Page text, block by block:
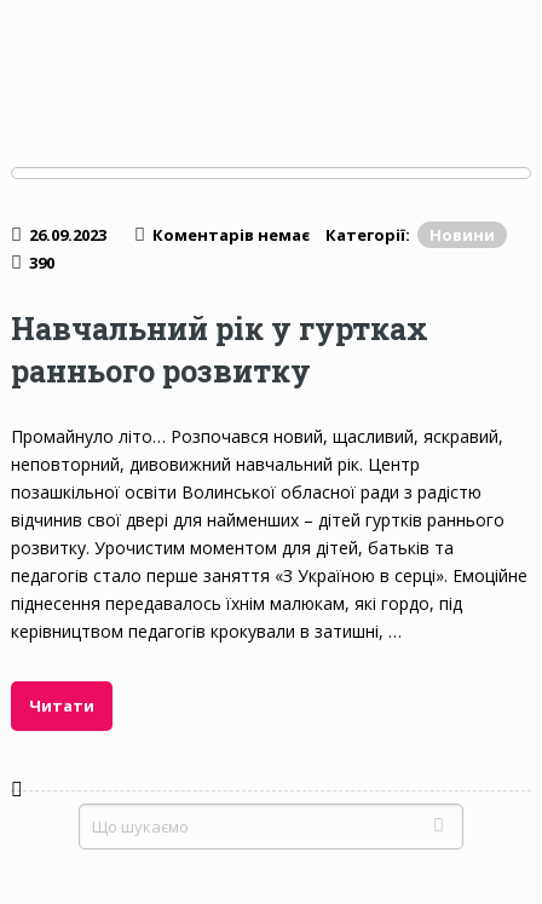
26.09.2023 Коментарів немає Категорії:
Новини
390
Навчальний рік у гуртках
раннього розвитку
Промайнуло літо… Розпочався новий, щасливий, яскравий,
неповторний, дивовижний навчальний рік. Центр
позашкільної освіти Волинської обласної ради з радістю
відчинив свої двері для найменших – дітей гуртків раннього
розвитку. Урочистим моментом для дітей, батьків та
педагогів стало перше заняття «З Україною в серці». Емоційне
піднесення передавалось їхнім малюкам, які гордо, під
керівництвом педагогів крокували в затишні, …
Читати